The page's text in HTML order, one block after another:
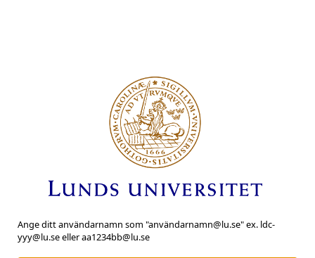
Ange ditt användarnamn som "användarnamn@lu.se" ex. ldc-
yyy@lu.se eller aa1234bb@lu.se